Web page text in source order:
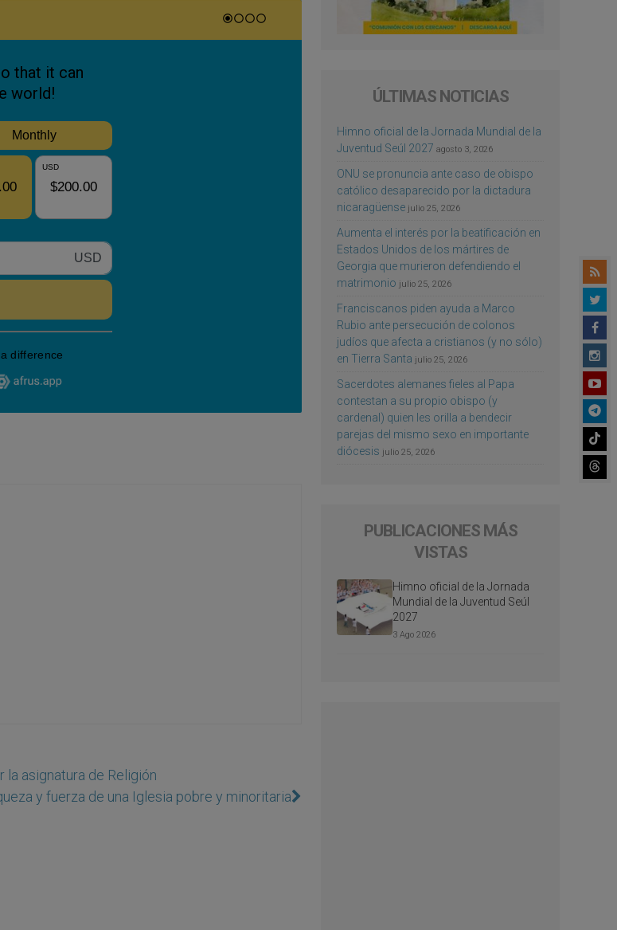
asignatura de Religión
y fuerza de una Iglesia pobre y minoritaria
ÚLTIMAS NOTICIAS
Himno oficial de la Jornada Mundial de la
Juventud Seúl 2027 agosto 3, 2026
ONU se pronuncia ante caso de obispo
católico desaparecido por la dictadura
nicaragüense julio 25, 2026
Aumenta el interés por la beatificación en
Estados Unidos de los mártires de
Georgia que murieron defendiendo el
matrimonio julio 25, 2026
Franciscanos piden ayuda a Marco
Rubio ante persecución de colonos
judíos que afecta a cristianos (y no sólo)
en Tierra Santa julio 25, 2026
Sacerdotes alemanes fieles al Papa
contestan a su propio obispo (y
cardenal) quien les orilla a bendecir
parejas del mismo sexo en importante
diócesis julio 25, 2026
PUBLICACIONES MÁS
VISTAS
Himno oficial de la Jornada
Mundial de la Juventud Seúl
2027
3 Ago 2026